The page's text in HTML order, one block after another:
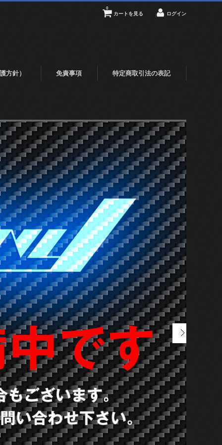
カートを見る
0
ログイン
方針） 免責事項 特定商取引法の表記